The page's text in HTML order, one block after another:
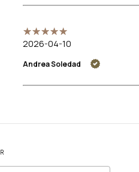
2026-04-10
Andrea Soledad